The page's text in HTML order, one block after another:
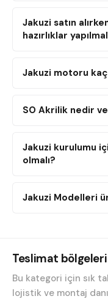
Jakuzi satın
hazırlıklar
Jakuzi motoru kaç
SO Akrilik nedir
Jakuzi kurulumu
olmalı?
Jakuzi Modelleri
Teslimat bölgeleri
Bu kategori için sık
lojistik ve montaj